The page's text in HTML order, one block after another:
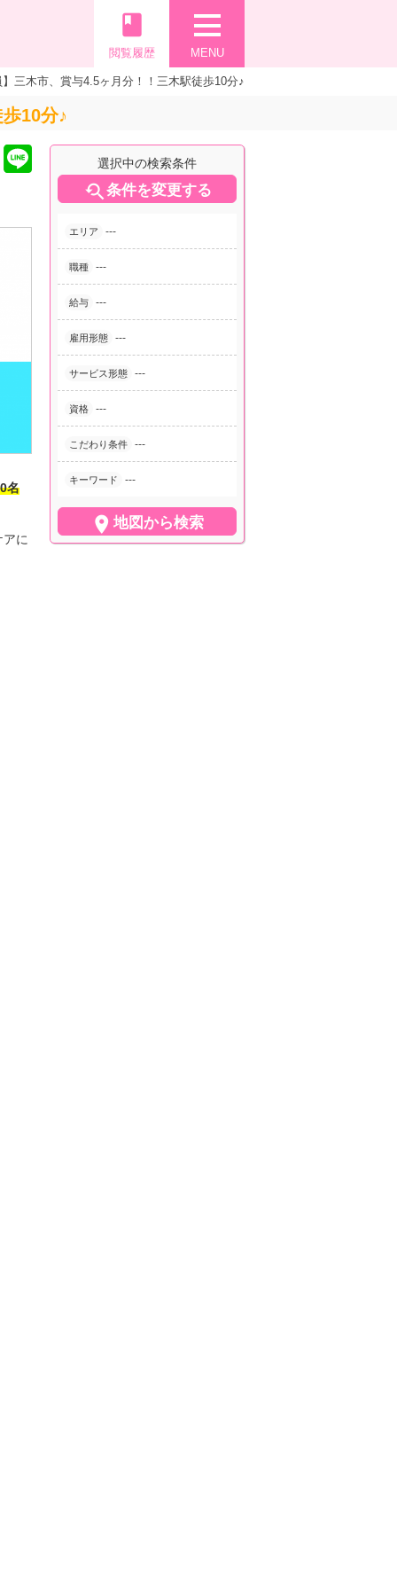
MENU
book
閲覧履歴
三木市、賞与4.5ヶ月分！！三木駅徒歩10分♪
10分♪
選択中の検索条件
条件を変更する
エリア ---
職種 ---
給与 ---
雇用形態 ---
サービス形態 ---
資格 ---
こだわり条件 ---
キーワード ---
 地図から検索
名
に